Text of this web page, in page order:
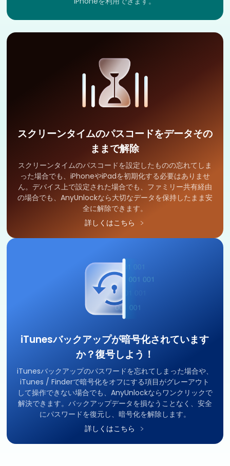
スクリーンタイムのパスコードをデータその
ままで解除
スクリーンタイムのパスコードを設定したものの忘れてしま
った場合でも、iPhoneやiPadを初期化する必要はありませ
ん。デバイス上で設定された場合でも、ファミリー共有経由
の場合でも、AnyUnlockなら大切なデータを保持したまま安
全に解除できます。
詳しくはこちら
iTunesバックアップが暗号化されています
か？復号しよう！
iTunesバックアップのパスワードを忘れてしまった場合や、
iTunes / Finderで暗号化をオフにする項目がグレーアウト
して操作できない場合でも、AnyUnlockならワンクリックで
解決できます。バックアップデータを損なうことなく、安全
にパスワードを復元し、暗号化を解除します。
詳しくはこちら